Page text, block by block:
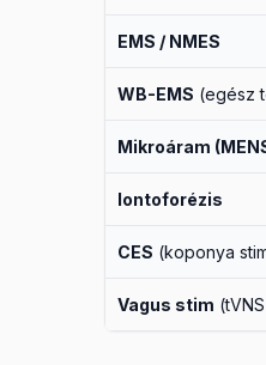
EMS / NMES
WB-EMS (egész
Mikroáram
Iontoforézis
CES (koponya
Vagus stim